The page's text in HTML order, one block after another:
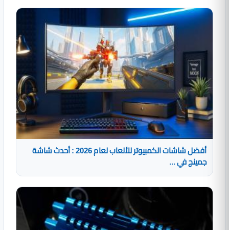
أفضل شاشات الكمبيوتر للألعاب لعام 2026 : أحدث شاشة
جمينج في ...